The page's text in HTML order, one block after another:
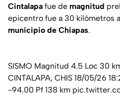
Cintalapa fue de magnitud
epicentro fue a 30 kilómetros
municipio de Chiapas.
SISMO Magnitud 4.5 Loc 30
CINTALAPA, CHIS 18/05/26
-94.00 Pf 138 km